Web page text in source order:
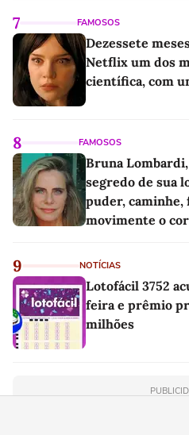
7 FAMOSOS
Dezessete
Netflix um dos
científica, com
8 FAMOSOS
Bruna Lombardi,
segredo de sua
puder, caminhe,
movimente o
9 NOTÍCIAS
Lotofácil 3752
feira e prêmio
milhões